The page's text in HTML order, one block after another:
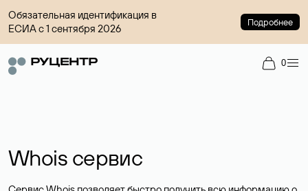
Обязательная идентификация в
ЕСИА с 1 сентября 2026
Подробнее
0
Whois сервис